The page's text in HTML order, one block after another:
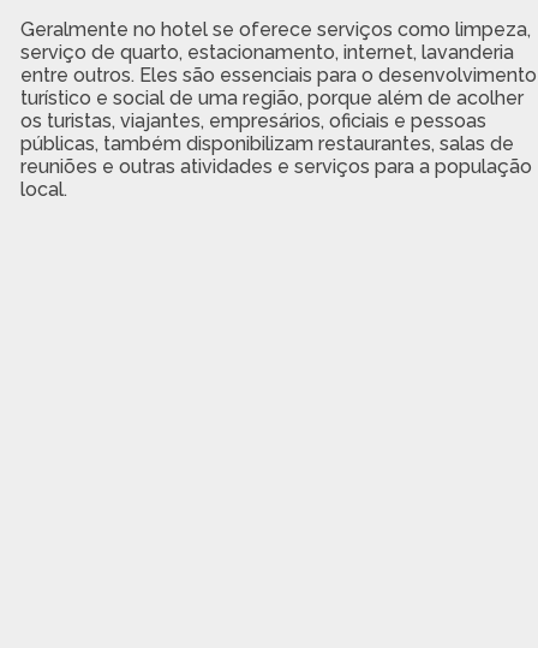
Geralmente no hotel se oferece serviços como limpeza,
serviço de quarto, estacionamento, internet, lavanderia
entre outros. Eles são essenciais para o desenvolvimento
turístico e social de uma região, porque além de acolher
os turistas, viajantes, empresários, oficiais e pessoas
públicas, também disponibilizam restaurantes, salas de
reuniões e outras atividades e serviços para a população
local.